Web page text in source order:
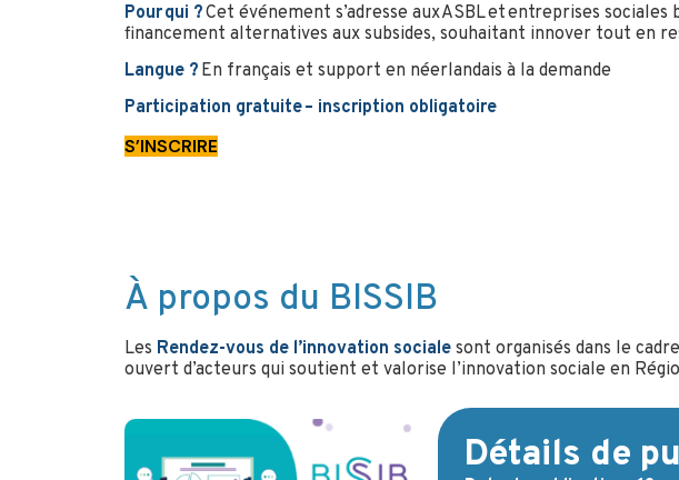
Pour qui ?Cet événement s’adresse aux ASBL et entreprises
financement alternatives aux subsides, souhaitant innover tout en
Langue ? En français et support en néerlandais à la demande
Participation gratuite – inscription obligatoire
S’INSCRIRE
À propos du BISSIB
Les Rendez-vous de l’innovation sociale sont organisés dans le
ouvert d’acteurs qui soutient et valorise l’innovation sociale en
Détails de